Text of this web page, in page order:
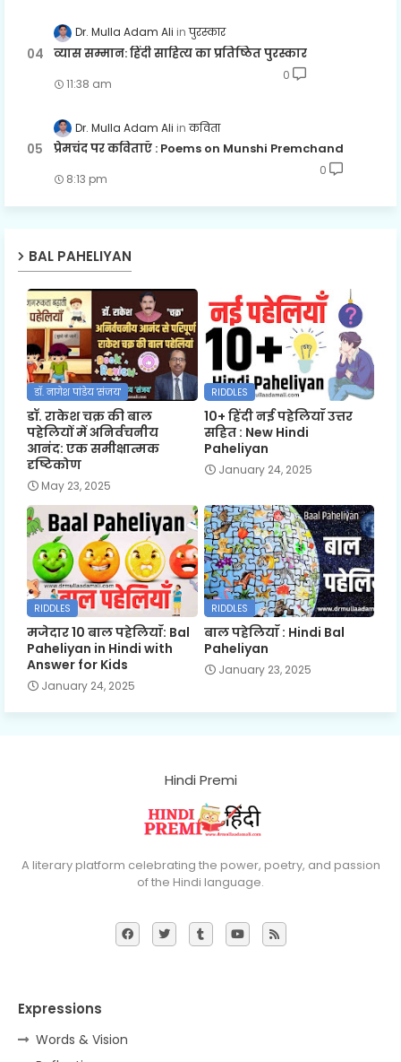
Dr. Mulla Adam Ali पुरस्कार
व्यास सम्मान: हिंदी साहित्य का प्रतिष्ठित पुरस्कार
11:38 am
0
Dr. Mulla Adam Ali कविता
प्रेमचंद पर कविताएँ : Poems on Munshi Premchand
8:13 pm
0
BAL PAHELIYAN
डॉ. नागेश पांडेय 'संजय'
डॉ. राकेश चक्र की बाल
पहेलियों में अनिर्वचनीय
आनंद: एक समीक्षात्मक
दृष्टिकोण
May 23, 2025
RIDDLES
10+ हिंदी नई पहेलियाँ उत्तर
सहित : New Hindi
Paheliyan
January 24, 2025
RIDDLES
मजेदार 10 बाल पहेलियाँ: Bal
Paheliyan in Hindi with
Answer for Kids
January 24, 2025
RIDDLES
बाल पहेलियाँ : Hindi Bal
Paheliyan
January 23, 2025
Hindi Premi
A literary platform celebrating the power, poetry, and passion
of the Hindi language.
Expressions
Words & Vision